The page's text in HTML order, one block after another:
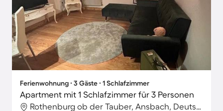
Ferienwohnung ∙ 3 Gäste ∙ 1 Schlafzimmer
Apartment mit 1 Schlafzimmer für 3 Personen
Rothenburg ob der Tauber, Ansbach, Deutschland